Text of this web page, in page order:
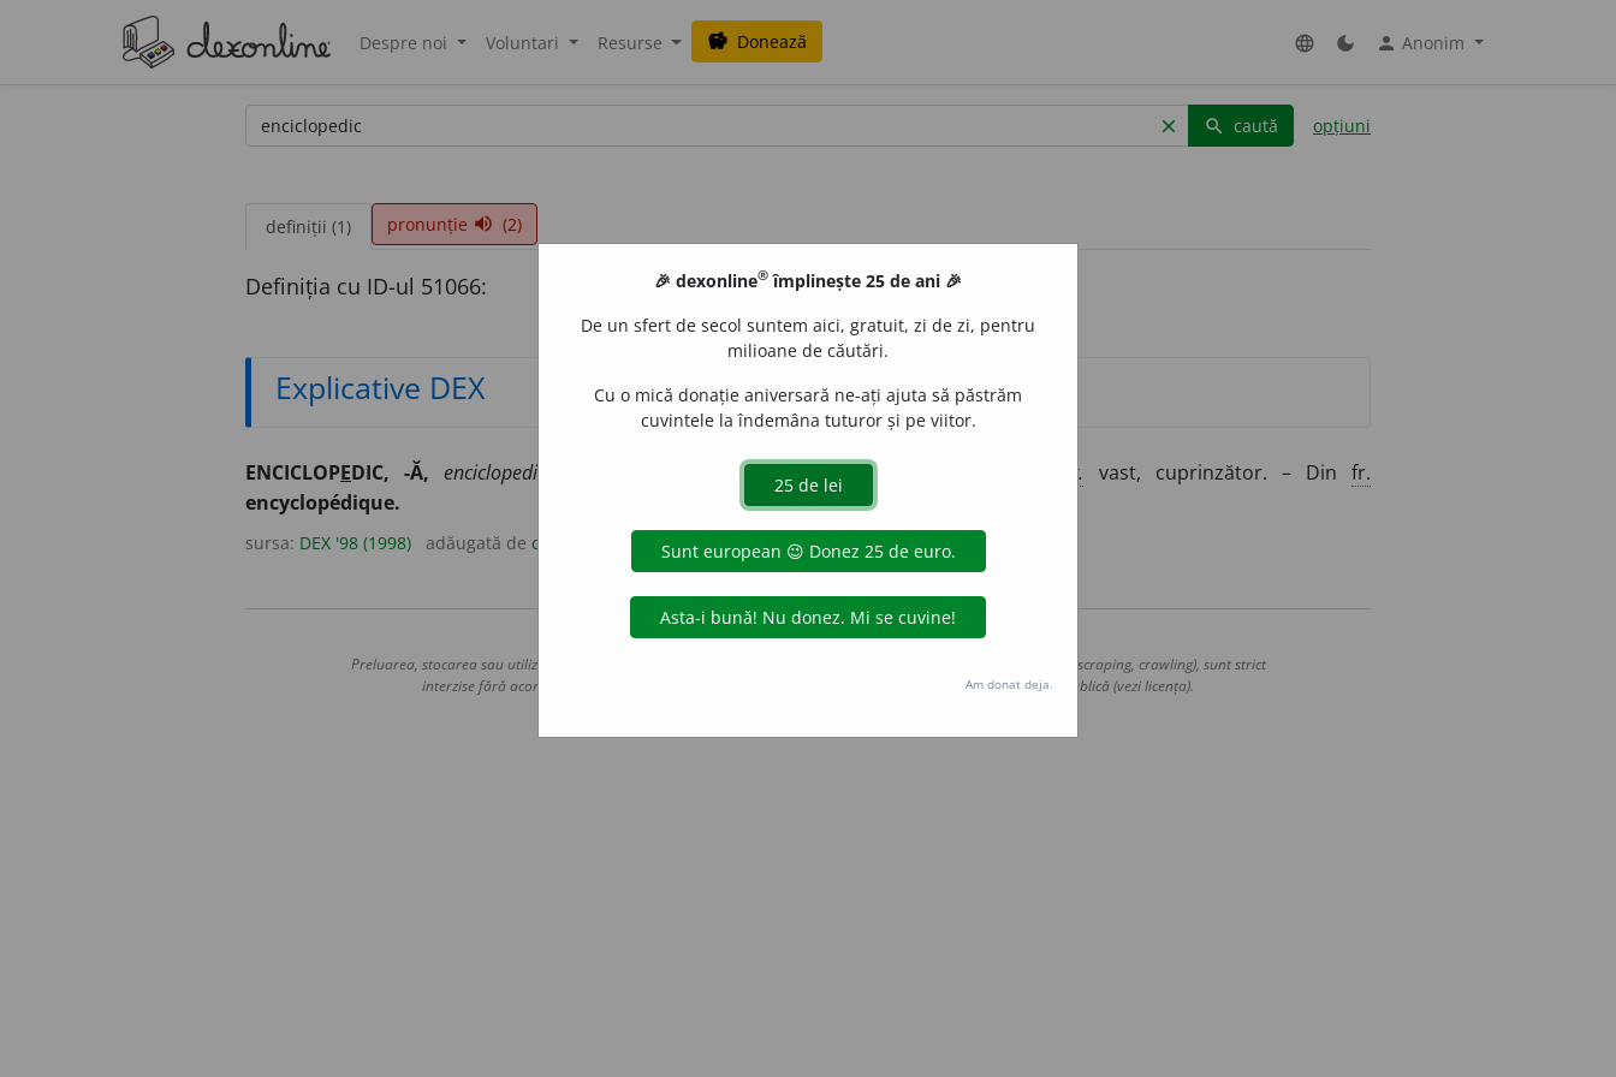
Despre noi Voluntari Resurse savings Donează language dark_mode person Anonim
clear search caută opțiuni
definiții (1) pronunție volume_up (2)
Definiția cu ID-ul 51066:
Explicative DEX
ENCICLOPEDIC, -Ă, enciclopedici, -ce, Care are caracter de enciclopedie; p. ext. vast, cuprinzător. – Din fr.
encyclopédique.
sursa: DEX '98 (1998) adăugată de claudia acțiuni
Copyright © 2004-2026 dexonline (https://dexonline.ro)
Preluarea, stocarea sau utilizarea datelor de pe acest site, inclusiv prin orice metode de extragere automată (web scraping, crawling), sunt strict
interzise fără acordul nostru prealabil scris, cu excepția seturilor de date oferite oficial spre utilizare publică (vezi licența).
🎉 dexonline® împlinește 25 de ani 🎉
De un sfert de secol suntem aici, gratuit, zi de zi, pentru
milioane de căutări.
Cu o mică donație aniversară ne-ați ajuta să păstrăm
cuvintele la îndemâna tuturor și pe viitor.
Am donat deja.